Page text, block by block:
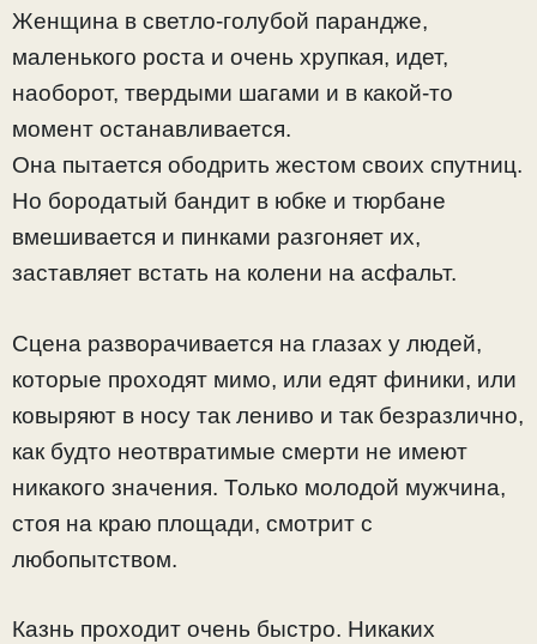
Женщина в светло-голубой парандже,
маленького роста и очень хрупкая, идет,
наоборот, твердыми шагами и в какой-то
момент останавливается.
Она пытается ободрить жестом своих спутниц.
Но бородатый бандит в юбке и тюрбане
вмешивается и пинками разгоняет их,
заставляет встать на колени на асфальт.
Сцена разворачивается на глазах у людей,
которые проходят мимо, или едят финики, или
ковыряют в носу так лениво и так безразлично,
как будто неотвратимые смерти не имеют
никакого значения. Только молодой мужчина,
стоя на краю площади, смотрит с
любопытством.
Казнь проходит очень быстро. Никаких